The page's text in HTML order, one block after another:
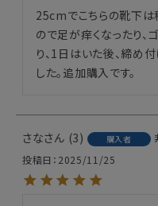
25cmでこちらの靴下は
ので足が痒くなったり、
り、1日はいた後、締め
さな 3 購入者
投稿日
2025/11/25